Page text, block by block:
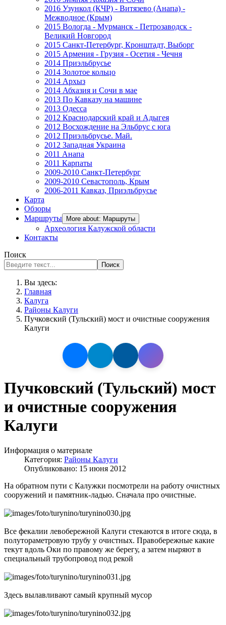
2016 Узункол (КЧР) - Витязево (Анапа) -
Межводное (Крым)
2015 Вологда - Мурманск - Петрозаводск -
Великий Новгород
2015 Санкт-Петербург, Кронштадт, Выборг
2015 Армения - Грузия - Осетия - Чечня
2014 Приэльбрусье
2014 Золотое кольцо
2014 Архыз
2014 Абхазия и Сочи в мае
2013 По Кавказу на машине
2013 Одесса
2012 Краснодарский край и Адыгея
2012 Восхождение на Эльбрус с юга
2012 Приэльбрусье. Май.
2012 Западная Украина
2011 Анапа
2011 Карпаты
2009-2010 Санкт-Петербург
2009-2010 Севастополь, Крым
2006-2011 Кавказ, Приэльбрусье
Карта
Обзоры
Маршруты
More about: Маршруты
Археология Калужской области
Контакты
Поиск
Поиск
Вы здесь:
Главная
Калуга
Районы Калуги
Пучковский (Тульский) мост и очистные сооружения
Калуги
Пучковский (Тульский) мост
и очистные сооружения
Калуги
Информация о материале
Категория: Районы Калуги
Опубликовано: 15 июня 2012
На обратном пути с Калужки посмотрели на работу очистных
сооружений и памятник-ладью. Сначала про очистные.
Все фекалии левобережной Калуги стекаются в итоге сюда, в
полутораметровую трубу у очистных. Правобережные какие
текут вдоль Оки по правому же берегу, а затем ныряют в
специальный трубопровод под рекой
Здесь вылавливают самый крупный мусор